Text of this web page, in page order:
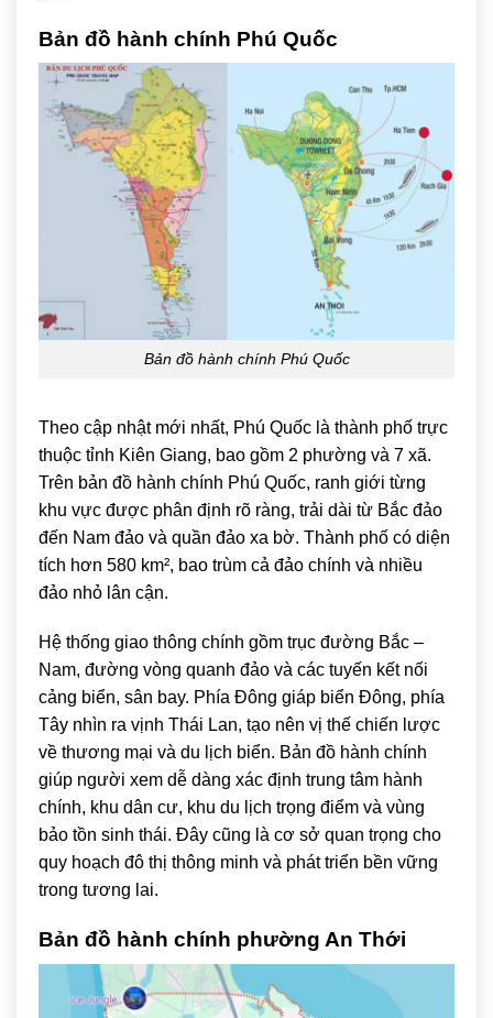
Bản đồ hành chính Phú Quốc
Bản đồ hành chính Phú Quốc
Theo cập nhật mới nhất, Phú Quốc là thành phố trực
thuộc tỉnh Kiên Giang, bao gồm 2 phường và 7 xã.
Trên bản đồ hành chính Phú Quốc, ranh giới từng
khu vực được phân định rõ ràng, trải dài từ Bắc đảo
đến Nam đảo và quần đảo xa bờ. Thành phố có diện
tích hơn 580 km², bao trùm cả đảo chính và nhiều
đảo nhỏ lân cận.
Hệ thống giao thông chính gồm trục đường Bắc –
Nam, đường vòng quanh đảo và các tuyến kết nối
cảng biển, sân bay. Phía Đông giáp biển Đông, phía
Tây nhìn ra vịnh Thái Lan, tạo nên vị thế chiến lược
về thương mại và du lịch biển. Bản đồ hành chính
giúp người xem dễ dàng xác định trung tâm hành
chính, khu dân cư, khu du lịch trọng điểm và vùng
bảo tồn sinh thái. Đây cũng là cơ sở quan trọng cho
quy hoạch đô thị thông minh và phát triển bền vững
trong tương lai.
Bản đồ hành chính phường An Thới